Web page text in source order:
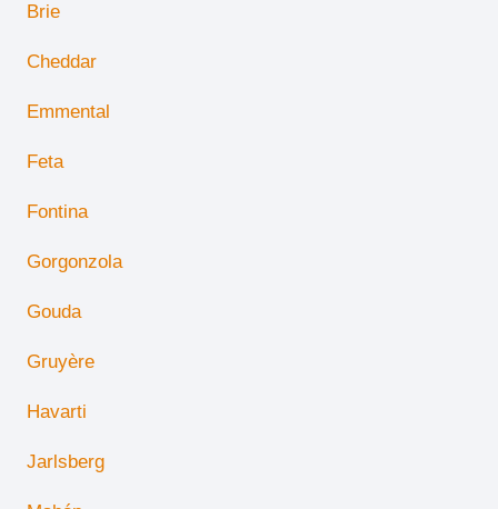
Brie
Cheddar
Emmental
Feta
Fontina
Gorgonzola
Gouda
Gruyère
Havarti
Jarlsberg